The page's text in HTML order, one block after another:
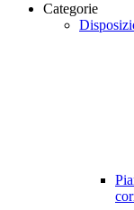
Categorie